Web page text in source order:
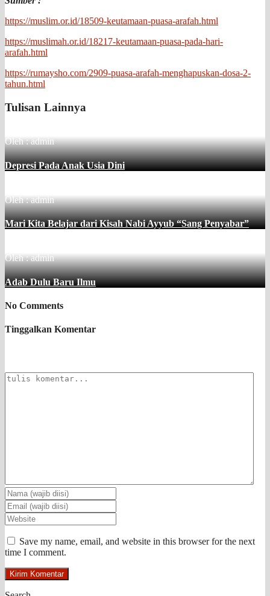
https://muslim.or.id/18509-keutamaan-puasa-arafah.html
https://muslimah.or.id/18217-keutamaan-puasa-pada-hari-
arafah.html
https://rumaysho.com/2909-puasa-arafah-menghapuskan-dosa-2-
tahun.html
Tulisan Lainnya
Oleh : admin
Depresi Pada Anak Usia Dini
Oleh : admin
Mari Kita Belajar dari Kisah Nabi Ayyub “Sang Penyabar”
Oleh : admin
Adab Dulu Baru Ilmu
No Comments
Tinggalkan Komentar
Save my name, email, and website in this browser for the next
time I comment.